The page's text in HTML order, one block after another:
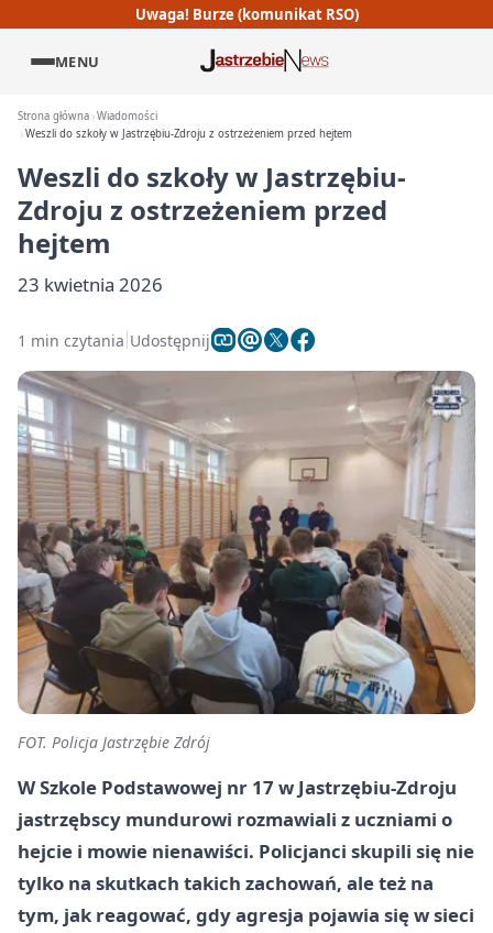
Uwaga! Burze (komunikat RSO)
MENU
Strona główna Wiadomości
Weszli do szkoły w Jastrzębiu-Zdroju z ostrzeżeniem przed hejtem
Weszli do szkoły w Jastrzębiu-
Zdroju z ostrzeżeniem przed
hejtem
23 kwietnia 2026
1 min czytania Udostępnij
FOT. Policja Jastrzębie Zdrój
W Szkole Podstawowej nr 17 w Jastrzębiu-Zdroju
jastrzębscy mundurowi rozmawiali z uczniami o
hejcie i mowie nienawiści. Policjanci skupili się nie
tylko na skutkach takich zachowań, ale też na
tym, jak reagować, gdy agresja pojawia się w sieci